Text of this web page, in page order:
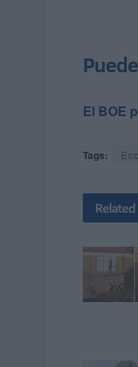
El BOE
Tags:
Related